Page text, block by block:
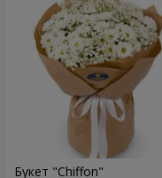
Букет "Chiffon"